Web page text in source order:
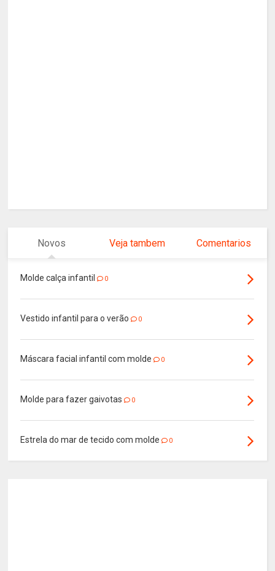
Novos Veja tambem Comentarios
Molde calça infantil 0
Vestido infantil para o verão 0
Máscara facial infantil com molde 0
Molde para fazer gaivotas 0
Estrela do mar de tecido com molde 0